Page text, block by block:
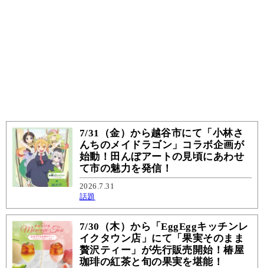
7/31（金）から越谷市にて「小林さ
んちのメイドラゴン」コラボ企画が
始動！田んぼアートの見頃にあわせ
て市の魅力を発信！
2026.7.31
話題
7/30（木）から「EggEggキッチンレ
イクタウン店」にて「果実そのまま
贅沢ティー」が先行販売開始！椿屋
珈琲の紅茶と旬の果実を堪能！